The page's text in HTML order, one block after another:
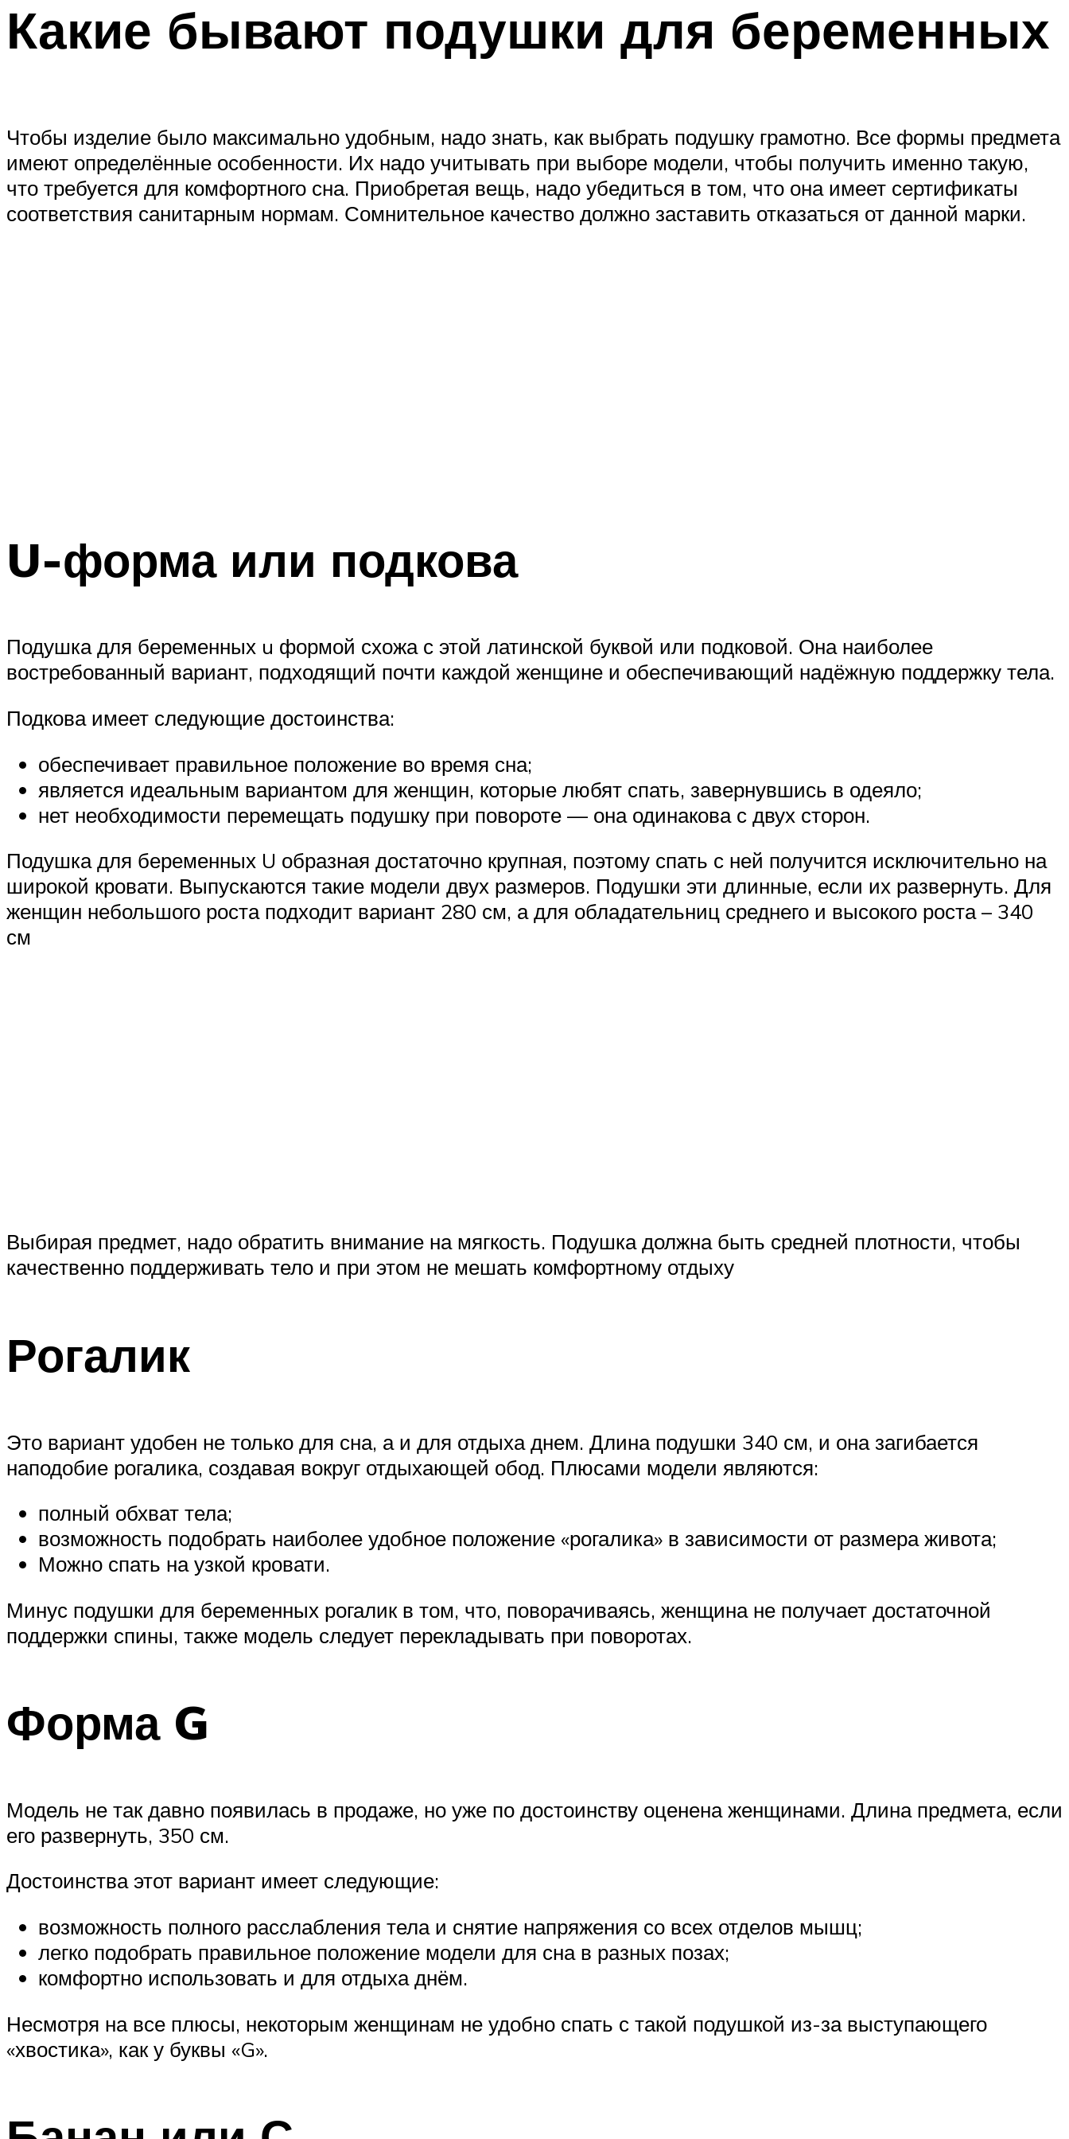
Какие бывают подушки для беременных
Чтобы изделие было максимально удобным, надо знать, как выбрать подушку грамотно. Все формы предмета
имеют определённые особенности. Их надо учитывать при выборе модели, чтобы получить именно такую,
что требуется для комфортного сна. Приобретая вещь, надо убедиться в том, что она имеет сертификаты
соответствия санитарным нормам. Сомнительное качество должно заставить отказаться от данной марки.
U-форма или подкова
Подушка для беременных u формой схожа с этой латинской буквой или подковой. Она наиболее
востребованный вариант, подходящий почти каждой женщине и обеспечивающий надёжную поддержку тела.
Подкова имеет следующие достоинства:
обеспечивает правильное положение во время сна;
является идеальным вариантом для женщин, которые любят спать, завернувшись в одеяло;
нет необходимости перемещать подушку при повороте — она одинакова с двух сторон.
Подушка для беременных U образная достаточно крупная, поэтому спать с ней получится исключительно на
широкой кровати. Выпускаются такие модели двух размеров. Подушки эти длинные, если их развернуть. Для
женщин небольшого роста подходит вариант 280 см, а для обладательниц среднего и высокого роста – 340
см
Выбирая предмет, надо обратить внимание на мягкость. Подушка должна быть средней плотности, чтобы
качественно поддерживать тело и при этом не мешать комфортному отдыху
Рогалик
Это вариант удобен не только для сна, а и для отдыха днем. Длина подушки 340 см, и она загибается
наподобие рогалика, создавая вокруг отдыхающей обод. Плюсами модели являются:
полный обхват тела;
возможность подобрать наиболее удобное положение «рогалика» в зависимости от размера живота;
Можно спать на узкой кровати.
Минус подушки для беременных рогалик в том, что, поворачиваясь, женщина не получает достаточной
поддержки спины, также модель следует перекладывать при поворотах.
Форма G
Модель не так давно появилась в продаже, но уже по достоинству оценена женщинами. Длина предмета, если
его развернуть, 350 см.
Достоинства этот вариант имеет следующие:
возможность полного расслабления тела и снятие напряжения со всех отделов мышц;
легко подобрать правильное положение модели для сна в разных позах;
комфортно использовать и для отдыха днём.
Несмотря на все плюсы, некоторым женщинам не удобно спать с такой подушкой из-за выступающего
«хвостика», как у буквы «G».